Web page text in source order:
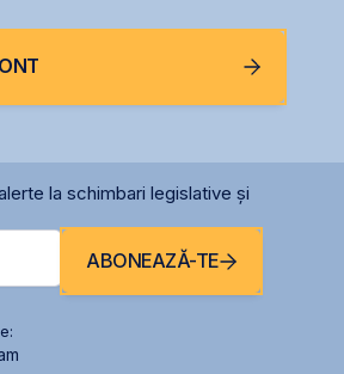
la schimbari legislative și
ABONEAZĂ-TE